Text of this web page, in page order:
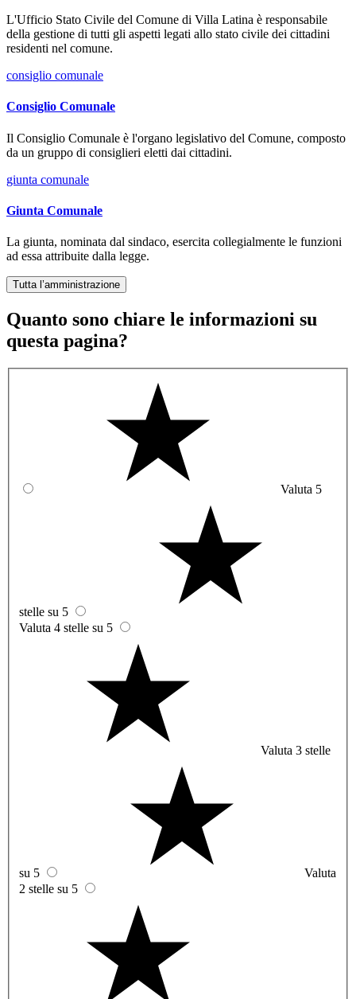
L'Ufficio Stato Civile del Comune di Villa Latina è responsabile
della gestione di tutti gli aspetti legati allo stato civile dei cittadini
residenti nel comune.
consiglio comunale
Consiglio Comunale
Il Consiglio Comunale è l'organo legislativo del Comune, composto
da un gruppo di consiglieri eletti dai cittadini.
giunta comunale
Giunta Comunale
La giunta, nominata dal sindaco, esercita collegialmente le funzioni
ad essa attribuite dalla legge.
Tutta l’amministrazione
Quanto sono chiare le informazioni su
questa pagina?
Valuta 5
stelle su 5
Valuta 4 stelle su 5
Valuta 3 stelle
su 5
Valuta
2 stelle su 5